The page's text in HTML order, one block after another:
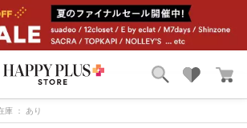
特集
庫 ： あり